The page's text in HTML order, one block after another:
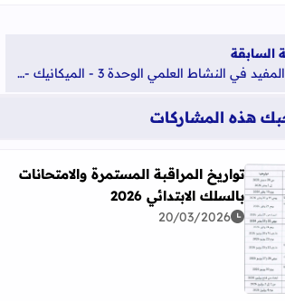
السابقة
جذاذات المفيد في النشاط العلمي الوحدة 3 - الميكانيك - للمستوى الثاني ابتدائي
هذه المشاركات
المزيد عن تواريخ المراقبة المستمرة والامتحانات
تواريخ المراقبة المستمرة والامتحانات
بالسلك الابتدائي 2026
20/03/2026